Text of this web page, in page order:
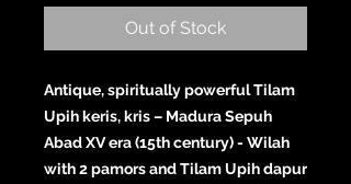
Out of Stock
Antique, spiritually powerful Tilam
Upih keris, kris – Madura Sepuh
Abad XV era (15th century) - Wilah
with 2 pamors and Tilam Upih dapur